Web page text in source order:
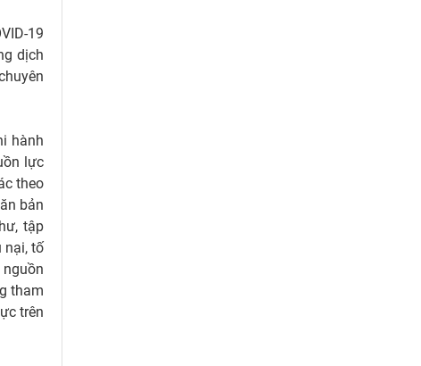
19
dịch
hành
lực
theo
bản
tập
nại, tố
tham
trên